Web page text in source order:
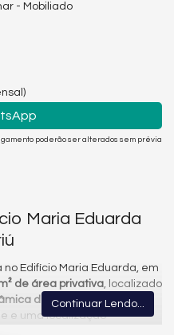
- Mobiliado
poderão ser alterados sem prévia
Maria Eduarda
Edifício Maria Eduarda, em
de área privativa, localizado
definitiva do mar,
e uma localização
Continuar Lendo...